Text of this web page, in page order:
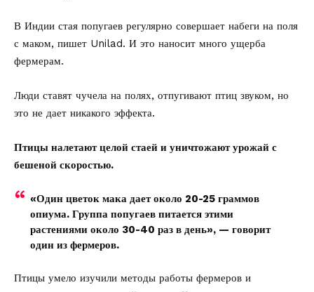
В Индии стая попугаев регулярно совершает набеги на поля
с маком, пишет Unilad. И это наносит много ущерба
фермерам.
Люди ставят чучела на полях, отпугивают птиц звуком, но
это не дает никакого эффекта.
Птицы налетают целой стаей и уничтожают урожай с
бешеной скоростью.
«Один цветок мака дает около 20-25 граммов
опиума. Группа попугаев питается этими
растениями около 30-40 раз в день», — говорит
один из фермеров.
Птицы умело изучили методы работы фермеров и